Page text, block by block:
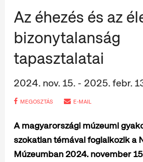
Az éhezés és az
bizonytalanság
tapasztalatai
2024. nov. 15. - 2025. febr.
MEGOSZTÁS E-MAIL
A magyarországi múzeumi
szokatlan témával foglalkozik a
Múzeumban 2024. november